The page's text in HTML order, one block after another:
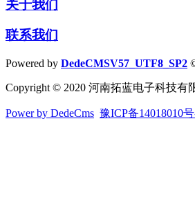
关于我们
联系我们
Powered by DedeCMSV57_UTF8_SP2
Copyright © 2020 河南拓蓝电子科技有
Power by DedeCms 豫ICP备14018010